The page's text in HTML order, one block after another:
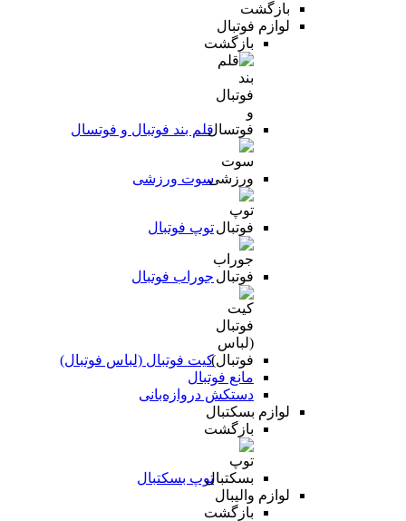
بازگشت
لوازم فوتبال
بازگشت
قلم بند فوتبال و فوتسال
سوت ورزشی
توپ فوتبال
جوراب فوتبال
کیت فوتبال (لباس فوتبال)
مانع فوتبال
دستکش دروازه‌بانی
لوازم بسکتبال
بازگشت
توپ بسکتبال
لوازم والیبال
بازگشت